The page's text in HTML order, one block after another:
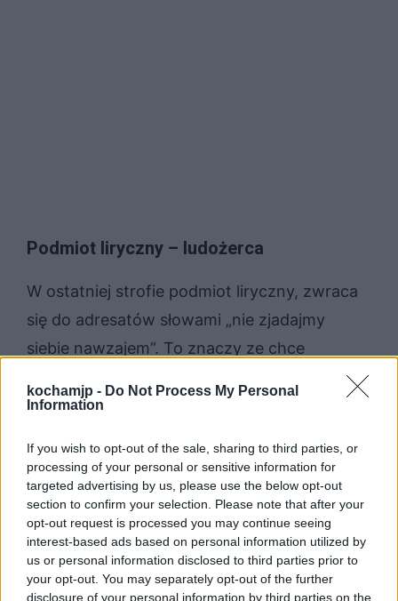
kochamjp - Do Not Process My Personal
Information
If you wish to opt-out of the sale, sharing to third parties, or
processing of your personal or sensitive information for
targeted advertising by us, please use the below opt-out
section to confirm your selection. Please note that after your
opt-out request is processed you may continue seeing
interest-based ads based on personal information utilized by
us or personal information disclosed to third parties prior to
your opt-out. You may separately opt-out of the further
disclosure of your personal information by third parties on the
Podmiot liryczny – ludożerca
W ostatniej strofie podmiot liryczny, zwraca
się do adresatów słowami „nie zjadajmy
siebie nawzajem”. To znaczy ze chce
tytułowymi „ ludożercami”.Utożsamia się z
przynależność do grupy,którą wcześniej
moralizował. Czuje się częścią społeczności,
której wiele zachować potępia i stara się je
zmienić.